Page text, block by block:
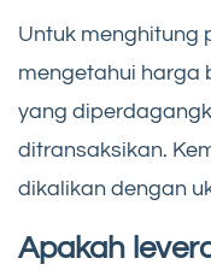
Untuk menghitung
mengetahui harga
yang
ditransaksikan.
dikalikan dengan
Apakah